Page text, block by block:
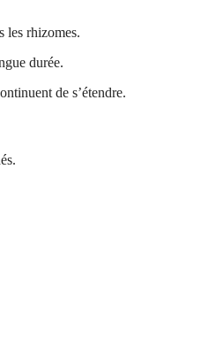
les rhizomes.
durée.
de s’étendre.